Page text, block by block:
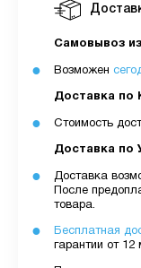
Самовывоз
Возможен
Доставка по
Стоимость
Доставка по
Доставка
После
товара.
Бесплатная
гарантии от 12